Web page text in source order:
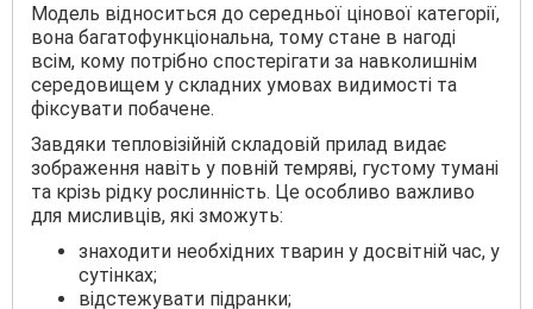
Модель відноситься до середньої цінової категорії,
вона багатофункціональна, тому стане в нагоді
всім, кому потрібно спостерігати за навколишнім
середовищем у складних умовах видимості та
фіксувати побачене.
Завдяки тепловізійній складовій прилад видає
зображення навіть у повній темряві, густому тумані
та крізь рідку рослинність. Це особливо важливо
для мисливців, які зможуть:
знаходити необхідних тварин у досвітній час, у
сутінках;
відстежувати підранки;